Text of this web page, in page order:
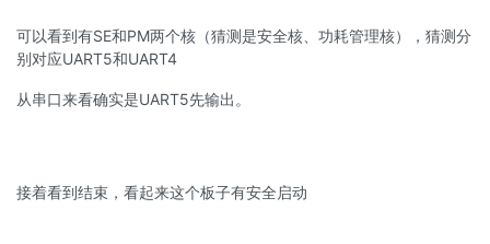
可以看到有SE和PM两个核（猜测是安全核、功耗管理核），猜测分
别对应UART5和UART4
从串口来看确实是UART5先输出。
接着看到结束，看起来这个板子有安全启动